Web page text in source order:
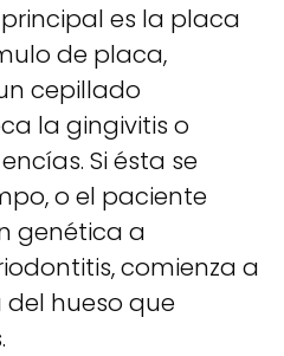
es la placa
de placa,
cepillado
la gingivitis o
Si ésta se
o el paciente
genética a
comienza a
hueso que